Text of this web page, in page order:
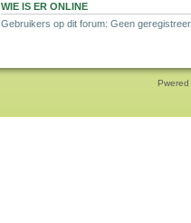
WIE IS ER ONLINE
Gebruikers op dit forum: Geen